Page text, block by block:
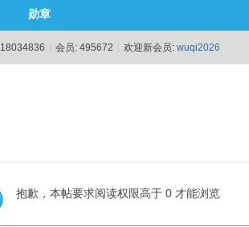
勋章
18034836 会员: 495672 欢迎新会员: wuqi2026
抱歉，本帖要求阅读权限高于 0 才能浏览